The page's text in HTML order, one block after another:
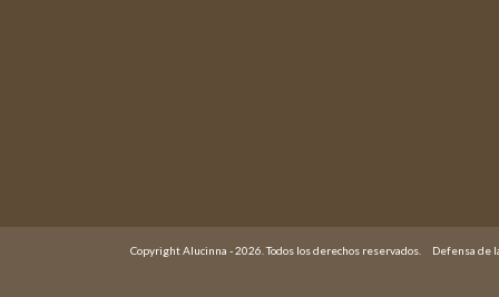
Copyright Alucinna - 2026. Todos los derechos reservados. Defensa de